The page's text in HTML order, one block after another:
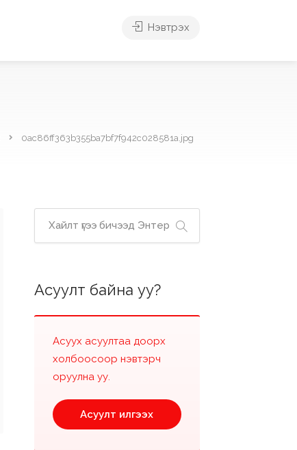
Нэвтрэх
0ac86ff363b355ba7bf7f942c028581a.jpg
Асуулт байна уу?
Асуух асуултаа доорх
холбоосоор нэвтэрч
оруулна уу.
Асуулт илгээх